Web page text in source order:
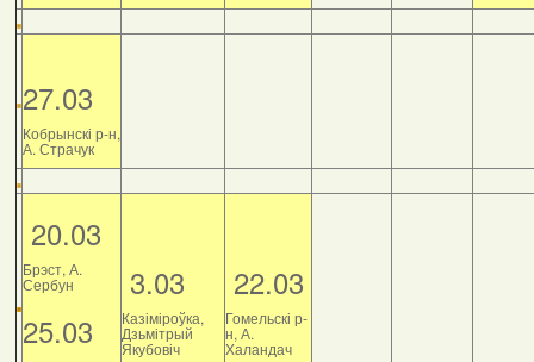
27.03
Кобрынскі р-н,
А. Страчук
20.03
Брэст, А.
Сербун
25.03
3.03
Казіміроўка,
Дзьмітрый
Якубовіч
22.03
Гомельскі р-
н, А.
Халандач